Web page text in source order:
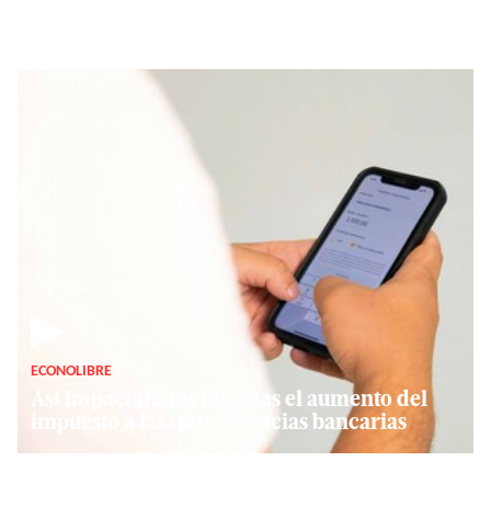
ECONOLIBRE
Así impactará tus finanzas el aumento del
impuesto a las transferencias bancarias